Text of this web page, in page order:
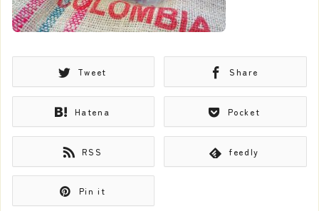
Tweet Share
Hatena Pocket
RSS feedly
Pin it